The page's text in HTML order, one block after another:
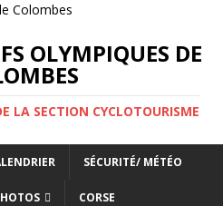
OLYMPIQUES DE
LA SECTION CYCLOTOURISME
SÉCURITÉ/ MÉTÉO
CORSE